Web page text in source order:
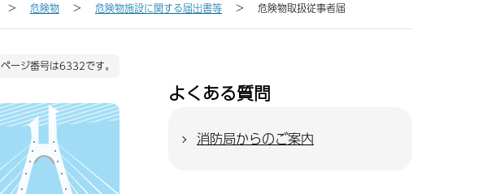
危険物 危険物施設に関する届出書等 危険物取扱従事者届
ページ番号は6332です。
よくある質問
消防局からのご案内